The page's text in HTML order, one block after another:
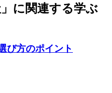
」に関連する学ぶ
び方のポイント